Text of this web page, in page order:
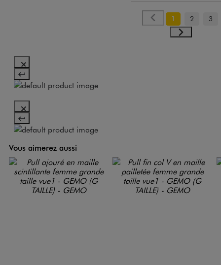
1 2 3
Vous aimerez aussi